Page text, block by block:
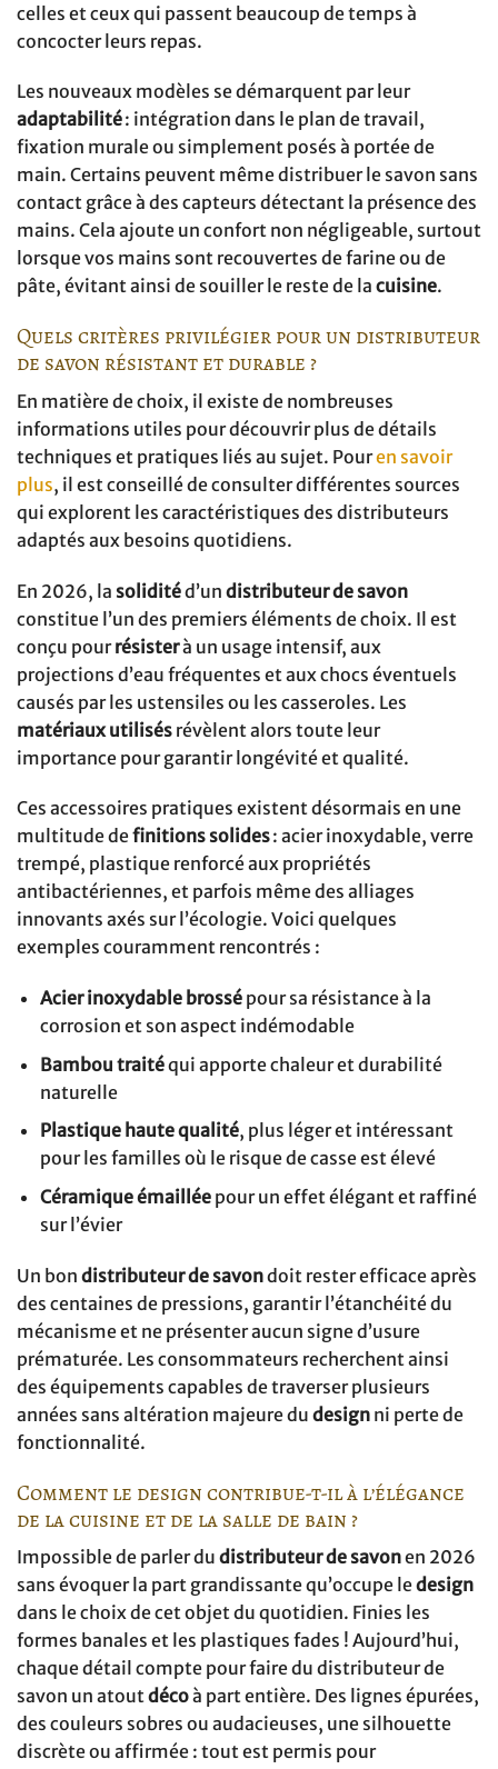
celles et ceux qui passent beaucoup de temps à
concocter leurs repas.
Les nouveaux modèles se démarquent par leur
adaptabilité: intégration dans le plan de travail,
fixation murale ou simplement posés à portée de
main. Certains peuvent même distribuer le savon sans
contact grâce à des capteurs détectant la présence des
mains. Cela ajoute un confort non négligeable, surtout
lorsque vos mains sont recouvertes de farine ou de
pâte, évitant ainsi de souiller le reste de la cuisine.
Quels critères privilégier pour un distributeur
de savon résistant et durable ?
En matière de choix, il existe de nombreuses
informations utiles pour découvrir plus de détails
techniques et pratiques liés au sujet. Pouren savoir
plus, il est conseillé de consulter différentes sources
qui explorent les caractéristiques des distributeurs
adaptés aux besoins quotidiens.
En 2026, la soliditéd’un distributeur de savon
constitue l’un des premiers éléments de choix. Il est
conçu pourrésisterà un usage intensif, aux
projections d’eau fréquentes et aux chocs éventuels
causés par les ustensiles ou les casseroles. Les
matériaux utilisés révèlent alors toute leur
importance pour garantir longévité et qualité.
Ces accessoires pratiques existent désormais en une
multitude definitions solides: acier inoxydable, verre
trempé, plastique renforcé aux propriétés
antibactériennes, et parfois même des alliages
innovants axés sur l’écologie. Voici quelques
exemples couramment rencontrés :
Acier inoxydable brossépour sa résistance à la
corrosion et son aspect indémodable
Bambou traitéqui apporte chaleur et durabilité
naturelle
Plastique haute qualité, plus léger et intéressant
pour les familles où le risque de casse est élevé
Céramique émailléepour un effet élégant et raffiné
sur l’évier
Un bon distributeur de savondoit rester efficace après
des centaines de pressions, garantir l’étanchéité du
mécanisme et ne présenter aucun signe d’usure
prématurée. Les consommateurs recherchent ainsi
des équipements capables de traverser plusieurs
années sans altération majeure du design ni perte de
fonctionnalité.
Comment le design contribue-t-il à l’élégance
de la cuisine et de la salle de bain ?
Impossible de parler du distributeur de savonen 2026
sans évoquer la part grandissante qu’occupe ledesign
dans le choix de cet objet du quotidien. Finies les
formes banales et les plastiques fades ! Aujourd’hui,
chaque détail compte pour faire du distributeur de
savon un atoutdécoà part entière. Des lignes épurées,
des couleurs sobres ou audacieuses, une silhouette
discrète ou affirmée : tout est permis pour